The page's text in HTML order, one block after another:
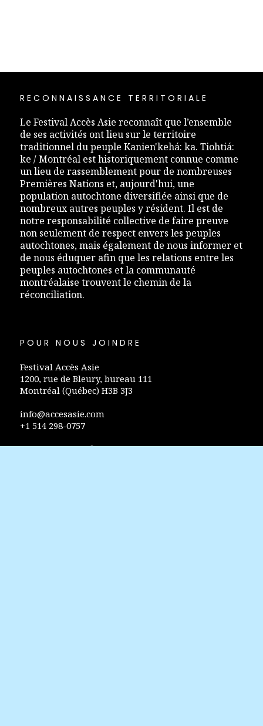
RECONNAISSANCE TERRITORIALE
Le Festival Accès Asie reconnaît que l’ensemble
de ses activités ont lieu sur le territoire
traditionnel du peuple Kanien'kehá: ka. Tiohtiá:
ke / Montréal est historiquement connue comme
un lieu de rassemblement pour de nombreuses
Premières Nations et, aujourd'hui, une
population autochtone diversifiée ainsi que de
nombreux autres peuples y résident. Il est de
notre responsabilité collective de faire preuve
non seulement de respect envers les peuples
autochtones, mais également de nous informer et
de nous éduquer afin que les relations entre les
peuples autochtones et la communauté
montréalaise trouvent le chemin de la
réconciliation.
POUR NOUS JOINDRE
Festival Accès Asie
1200, rue de Bleury, bureau 111
Montréal (Québec) H3B 3J3
info@accesasie.com
+1 514 298-0757
Politique de confidentialité